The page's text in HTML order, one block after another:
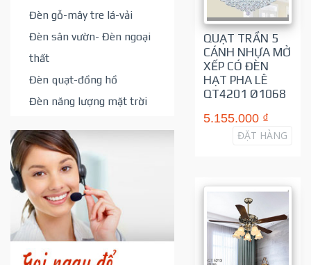
Đèn gỗ-mây tre lá-vải
Đèn sân vườn- Đèn ngoại
thất
Đèn quạt-đồng hồ
Đèn năng lượng mặt trời
QUẠT TRẦN 5
CÁNH NHỰA MỞ
XẾP CÓ ĐÈN
HẠT PHA LÊ
QT4201 Ø1068
5.155.000 ₫
ĐẶT HÀNG